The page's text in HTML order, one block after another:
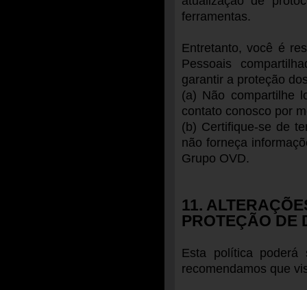
ferramentas.
Entretanto, você é
Pessoais
garantir a proteção
(a) Não compartilhe
contato conosco por
(b) Certifique-se de
não forneça
Grupo OVD.
11.
PROTEÇÃO DE
Esta política poderá
recomendamos que